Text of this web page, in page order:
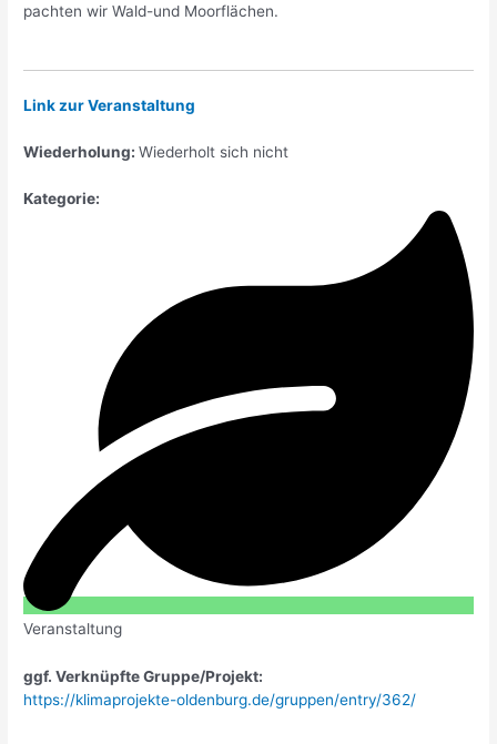
pachten wir Wald-und Moorflächen.
Link zur Veranstaltung
Wiederholung:Wiederholt sich nicht
Kategorie:
Veranstaltung
ggf. Verknüpfte Gruppe/Projekt:
https://klimaprojekte-oldenburg.de/gruppen/entry/362/